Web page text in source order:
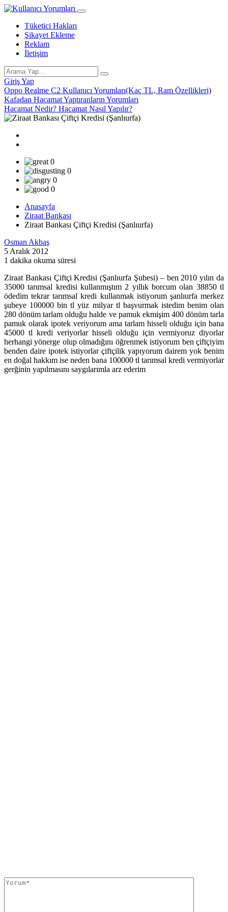
Tüketici Hakları
Şikayet Ekleme
Reklam
İletişim
Giriş Yap
Oppo Realme C2 Kullanıcı Yorumları(Kaç TL, Ram Özellikleri)
Kafadan Hacamat Yaptıranların Yorumları
Hacamat Nedir? Hacamat Nasıl Yapılır?
0
0
0
0
Anasayfa
Ziraat Bankası
Ziraat Bankası Çiftçi Kredisi (Şanlıurfa)
Osman Akbaş
5 Aralık 2012
1 dakika okuma süresi
Ziraat Bankası Çiftçi Kredisi (Şanlıurfa Şubesi) – ben 2010 yılın da
35000 tarımsal kredisi kullanmıştım 2 yıllık borcum olan 38850 tl
ödedim tekrar tarımsal kredi kullanmak istiyorum şanlıurfa merkez
şubeye 100000 bin tl yüz milyar tl başvurmak istedim benim olan
280 dönüm tarlam olduğu halde ve pamuk ekmişim 400 dönüm tarla
pamuk olarak ipotek veriyorum ama tarlam hisseli olduğu için bana
45000 tl kredi veriyorlar hisseli olduğu için vermiyoruz diyorlar
herhangi yönerge olup olmadığını öğrenmek istiyorum ben çiftçiyim
benden daire ipotek istiyorlar çiftçilik yapıyorum dairem yok benim
en doğal hakkım ise neden bana 100000 tl tarımsal kredi vermiyorlar
gerğinin yapılmasını saygılarımla arz ederim